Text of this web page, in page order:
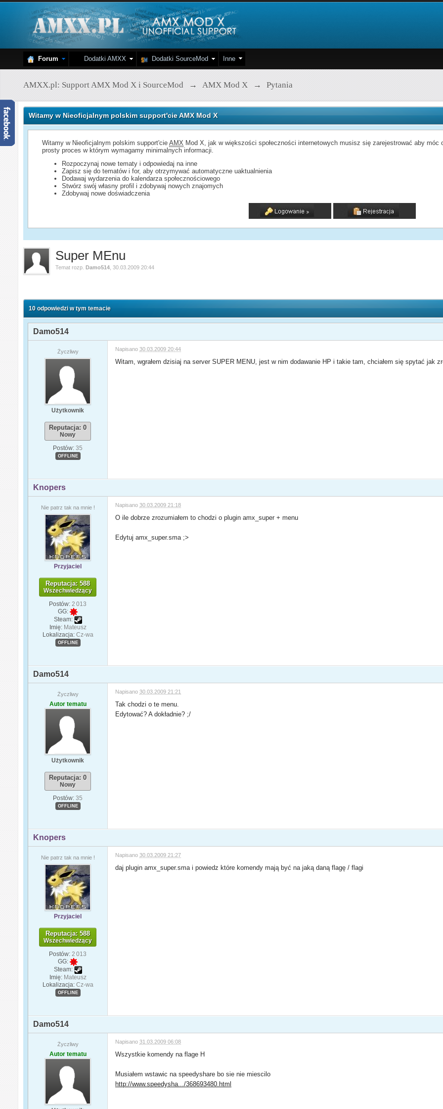
Forum Dodatki AMXX Dodatki SourceMod Inne
AMXX.pl: Support AMX Mod X i SourceMod → AMX Mod X → Pytania
Witamy w Nieoficjalnym polskim support'cie AMX Mod X
Witamy w Nieoficjalnym polskim support'cieAMX Mod X, jak w większości społeczności internetowych musisz się zarejestrować aby
prosty proces w którym wymagamy minimalnych informacji.
Rozpoczynaj nowe tematy i odpowiedaj na inne
Zapisz się do tematów i for, aby otrzymywać automatyczne uaktualnienia
Dodawaj wydarzenia do kalendarza społecznościowego
Stwórz swój własny profil i zdobywaj nowych znajomych
Zdobywaj nowe doświadczenia
Super MEnu
Temat rozp.Damo514 ,30.03.2009 20:44
10 odpowiedzi w tym temacie
Damo514
Życzliwy
Użytkownik
Reputacja: 0
Nowy
Postów: 35
OFFLINE
Napisano30.03.2009 20:44
Witam, wgrałem dzisiaj na server SUPER MENU, jest w nim dodawanie HP i takie tam, chciałem się spytać jak
Knopers
Nie patrz tak na mnie !
Przyjaciel
Reputacja: 588
Wszechwiedzący
Postów: 2 013
GG:
Steam:
Imię: Mateusz
Lokalizacja: Cz-wa
OFFLINE
Napisano30.03.2009 21:18
O ile dobrze zrozumiałem to chodzi o plugin amx_super + menu
Edytuj amx_super.sma ;>
Damo514
Życzliwy
Autor tematu
Użytkownik
Reputacja: 0
Nowy
Postów: 35
OFFLINE
Napisano30.03.2009 21:21
Tak chodzi o te menu.
Edytować? A dokładnie? ;/
Knopers
Nie patrz tak na mnie !
Przyjaciel
Reputacja: 588
Wszechwiedzący
Postów: 2 013
GG:
Steam:
Imię: Mateusz
Lokalizacja: Cz-wa
OFFLINE
Napisano30.03.2009 21:27
daj plugin amx_super.sma i powiedz które komendy mają być na jaką daną flagę / flagi
Damo514
Życzliwy
Autor tematu
Napisano31.03.2009 06:08
Wszystkie komendy na flage H
Musiałem wstawic na speedyshare bo sie nie miescilo
http://www.speedysha.../368693480.html